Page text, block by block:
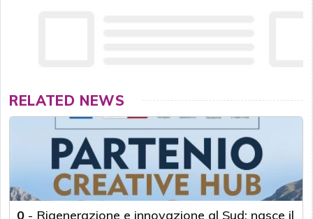
RELATED NEWS
0 - Rigenerazione e innovazione al Sud: nasce il